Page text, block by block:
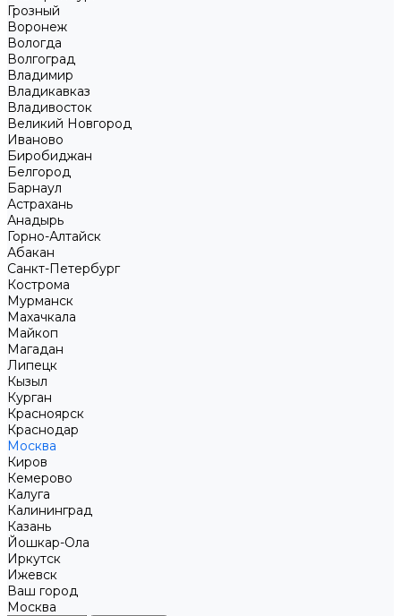
Грозный
Воронеж
Вологда
Волгоград
Владимир
Владикавказ
Владивосток
Великий Новгород
Иваново
Биробиджан
Белгород
Барнаул
Астрахань
Анадырь
Горно-Алтайск
Абакан
Санкт-Петербург
Кострома
Мурманск
Махачкала
Майкоп
Магадан
Липецк
Кызыл
Курган
Красноярск
Краснодар
Москва
Киров
Кемерово
Калуга
Калининград
Казань
Йошкар-Ола
Иркутск
Ижевск
Ваш город
Москва